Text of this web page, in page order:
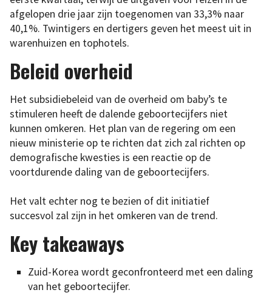
afgelopen drie jaar zijn toegenomen van 33,3% naar
40,1%. Twintigers en dertigers geven het meest uit in
warenhuizen en tophotels.
Beleid overheid
Het subsidiebeleid van de overheid om baby’s te
stimuleren heeft de dalende geboortecijfers niet
kunnen omkeren. Het plan van de regering om een
nieuw ministerie op te richten dat zich zal richten op
demografische kwesties is een reactie op de
voortdurende daling van de geboortecijfers.
Het valt echter nog te bezien of dit initiatief
succesvol zal zijn in het omkeren van de trend.
Key takeaways
Zuid-Korea wordt geconfronteerd met een daling
van het geboortecijfer.